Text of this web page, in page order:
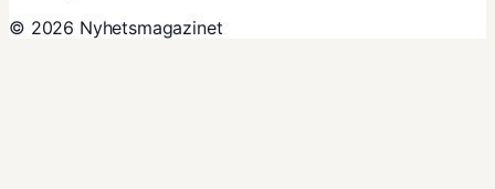
© 2026 Nyhetsmagazinet